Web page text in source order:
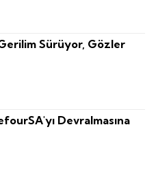
Sürüyor, Gözler
Devralmasına